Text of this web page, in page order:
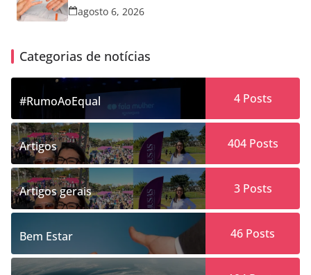
agosto 6, 2026
Categorias de notícias
#RumoAoEqual 4Posts
Artigos 404Posts
Artigos gerais 3Posts
Bem Estar 46 Posts